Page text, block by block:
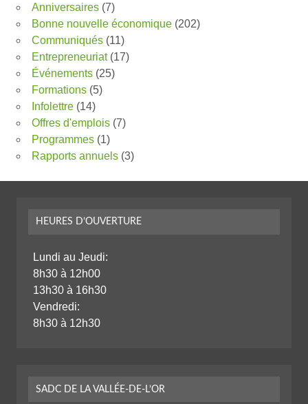
Anniversaires (7)
Bonne nouvelle économique (202)
Communiqués (11)
Entrepreneuriat(17)
Événements (25)
Formations (5)
Infolettre (14)
Offres d'emplois (7)
Programmes (1)
Rapports annuels (3)
HEURES D’OUVERTURE
Lundi au Jeudi:
8h30 à 12h00
13h30 à 16h30
Vendredi:
8h30 à 12h30
SADC DE LA VALLÉE-DE-L’OR